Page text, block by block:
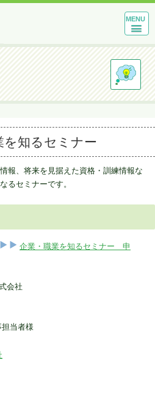
MENU
を知るセミナー
報、将来を見据えた資格・訓練情報な
るセミナーです。
企業・職業を知るセミナー 申
会社
当者様